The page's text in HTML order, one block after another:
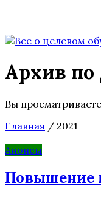
Архив по
Вы
Главная / 2021
Анонсы
Повышение